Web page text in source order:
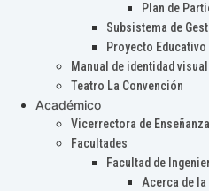
Plan de
Subsistema de
Proyecto
Manual de identidad visual
Teatro La Convención
Académico
Vicerrectora de
Facultades
Facultad de
Acerca de la